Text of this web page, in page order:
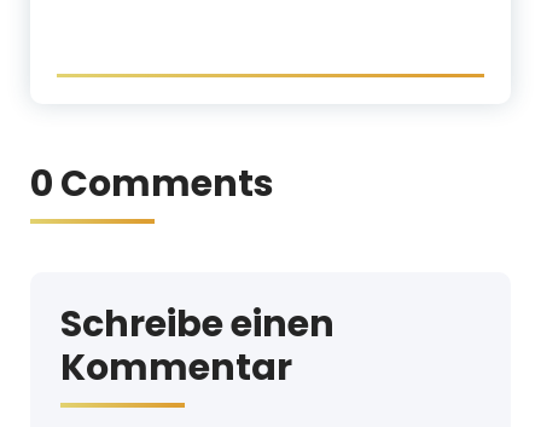
0 Comments
Schreibe einen
Kommentar